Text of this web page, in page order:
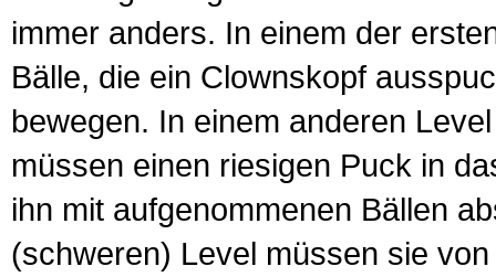
immer anders. In einem der
Bälle, die ein Clownskopf
bewegen. In einem anderen
müssen einen riesigen Puck in
ihn mit aufgenommenen Bällen
(schweren) Level müssen sie